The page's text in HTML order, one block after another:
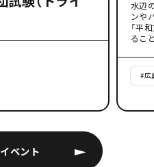
ベント
水辺
ンや
「平
るこ
#広